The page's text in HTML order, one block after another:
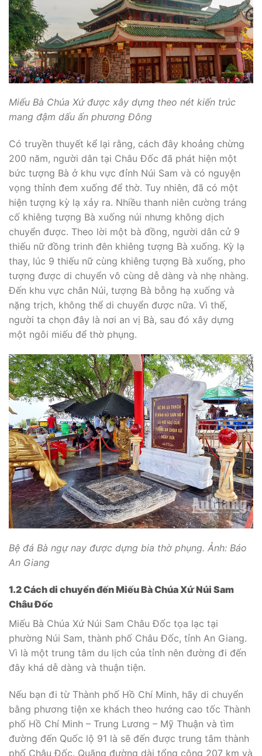
Miếu Bà Chúa Xứ được xây dựng theo nét kiến trúc
mang đậm dấu ấn phương Đông
Có truyền thuyết kể lại rằng, cách đây khoảng chừng
200 năm, người dân tại Châu Đốc đã phát hiện một
bức tượng Bà ở khu vực đỉnh Núi Sam và có nguyện
vọng thỉnh đem xuống để thờ. Tuy nhiên, đã có một
hiện tượng kỳ lạ xảy ra. Nhiều thanh niên cường tráng
cố khiêng tượng Bà xuống núi nhưng không dịch
chuyển được. Theo lời một bà đồng, người dân cử 9
thiếu nữ đồng trinh đên khiêng tượng Bà xuống. Kỳ lạ
thay, lúc 9 thiếu nữ cùng khiêng tượng Bà xuống, pho
tượng được di chuyển vô cùng dễ dàng và nhẹ nhàng.
Đến khu vực chân Núi, tượng Bà bỗng hạ xuống và
nặng trịch, không thể di chuyển được nữa. Vì thế,
người ta chọn đây là nơi an vị Bà, sau đó xây dựng
một ngôi miếu để thờ phụng.
Bệ đá Bà ngự nay được dựng bia thờ phụng. Ảnh: Báo
An Giang
1.2 Cách di chuyển đến Miếu Bà Chúa Xứ Núi Sam
Châu Đốc
Miếu Bà Chúa Xứ Núi Sam Châu Đốc tọa lạc tại
phường Núi Sam, thành phố Châu Đốc, tỉnh An Giang.
Vì là một trung tâm du lịch của tỉnh nên đường đi đến
đây khá dễ dàng và thuận tiện.
Nếu bạn đi từ Thành phố Hồ Chí Minh, hãy di chuyển
bằng phương tiện xe khách theo hướng cao tốc Thành
phố Hồ Chí Minh – Trung Lương – Mỹ Thuận và tìm
đường đến Quốc lộ 91 là sẽ đến được trung tâm thành
phố Châu Đốc. Quãng đường dài tổng cộng 207 km và